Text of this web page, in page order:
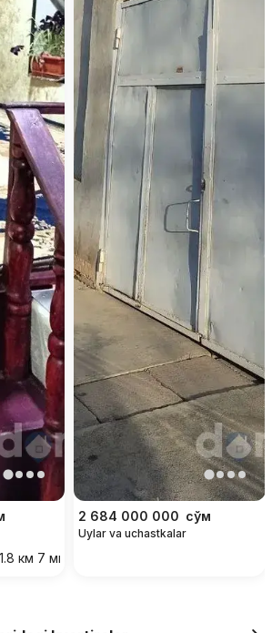
1.8 км 7 мин transportda
2 684 000 000 сўм
Uylar va uchastkalar